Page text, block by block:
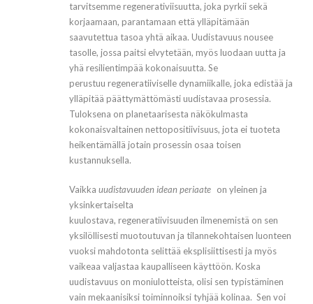
tarvitsemme regenerativiisuutta, joka pyrkii sekä
korjaamaan, parantamaan että ylläpitämään
saavutettua tasoa yhtä aikaa. Uudistavuus nousee
tasolle, jossa paitsi elvytetään, myös luodaan uutta ja
yhä resilientimpää kokonaisuutta. Se
perustuu regeneratiiviselle dynamiikalle, joka edistää ja
ylläpitää päättymättömästi uudistavaa prosessia.
Tuloksena on planetaarisesta näkökulmasta
kokonaisvaltainen nettopositiivisuus, jota ei tuoteta
heikentämällä jotain prosessin osaa toisen
kustannuksella.
Vaikka uudistavuuden idean periaate on yleinen ja
yksinkertaiselta
kuulostava, regeneratiivisuuden ilmenemistä on sen
yksilöllisesti muotoutuvan ja tilannekohtaisen luonteen
vuoksi mahdotonta selittää eksplisiittisesti ja myös
vaikeaa valjastaa kaupalliseen käyttöön. Koska
uudistavuus on moniulotteista, olisi sen typistäminen
vain mekaanisiksi toiminnoiksi tyhjää kolinaa. Sen voi